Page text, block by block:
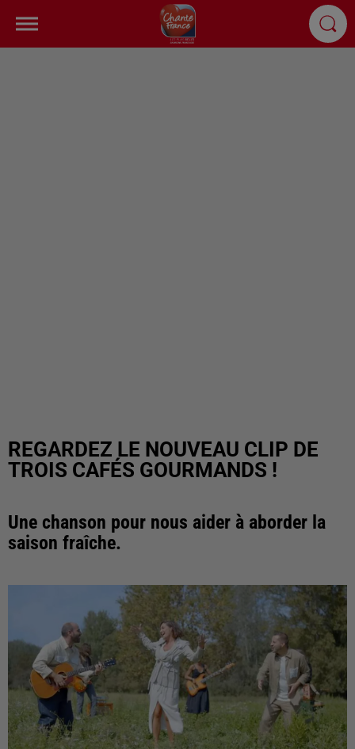
REGARDEZ LE NOUVEAU CLIP DE
TROIS CAFÉS GOURMANDS !
Une chanson pour nous aider à aborder la
saison fraîche.